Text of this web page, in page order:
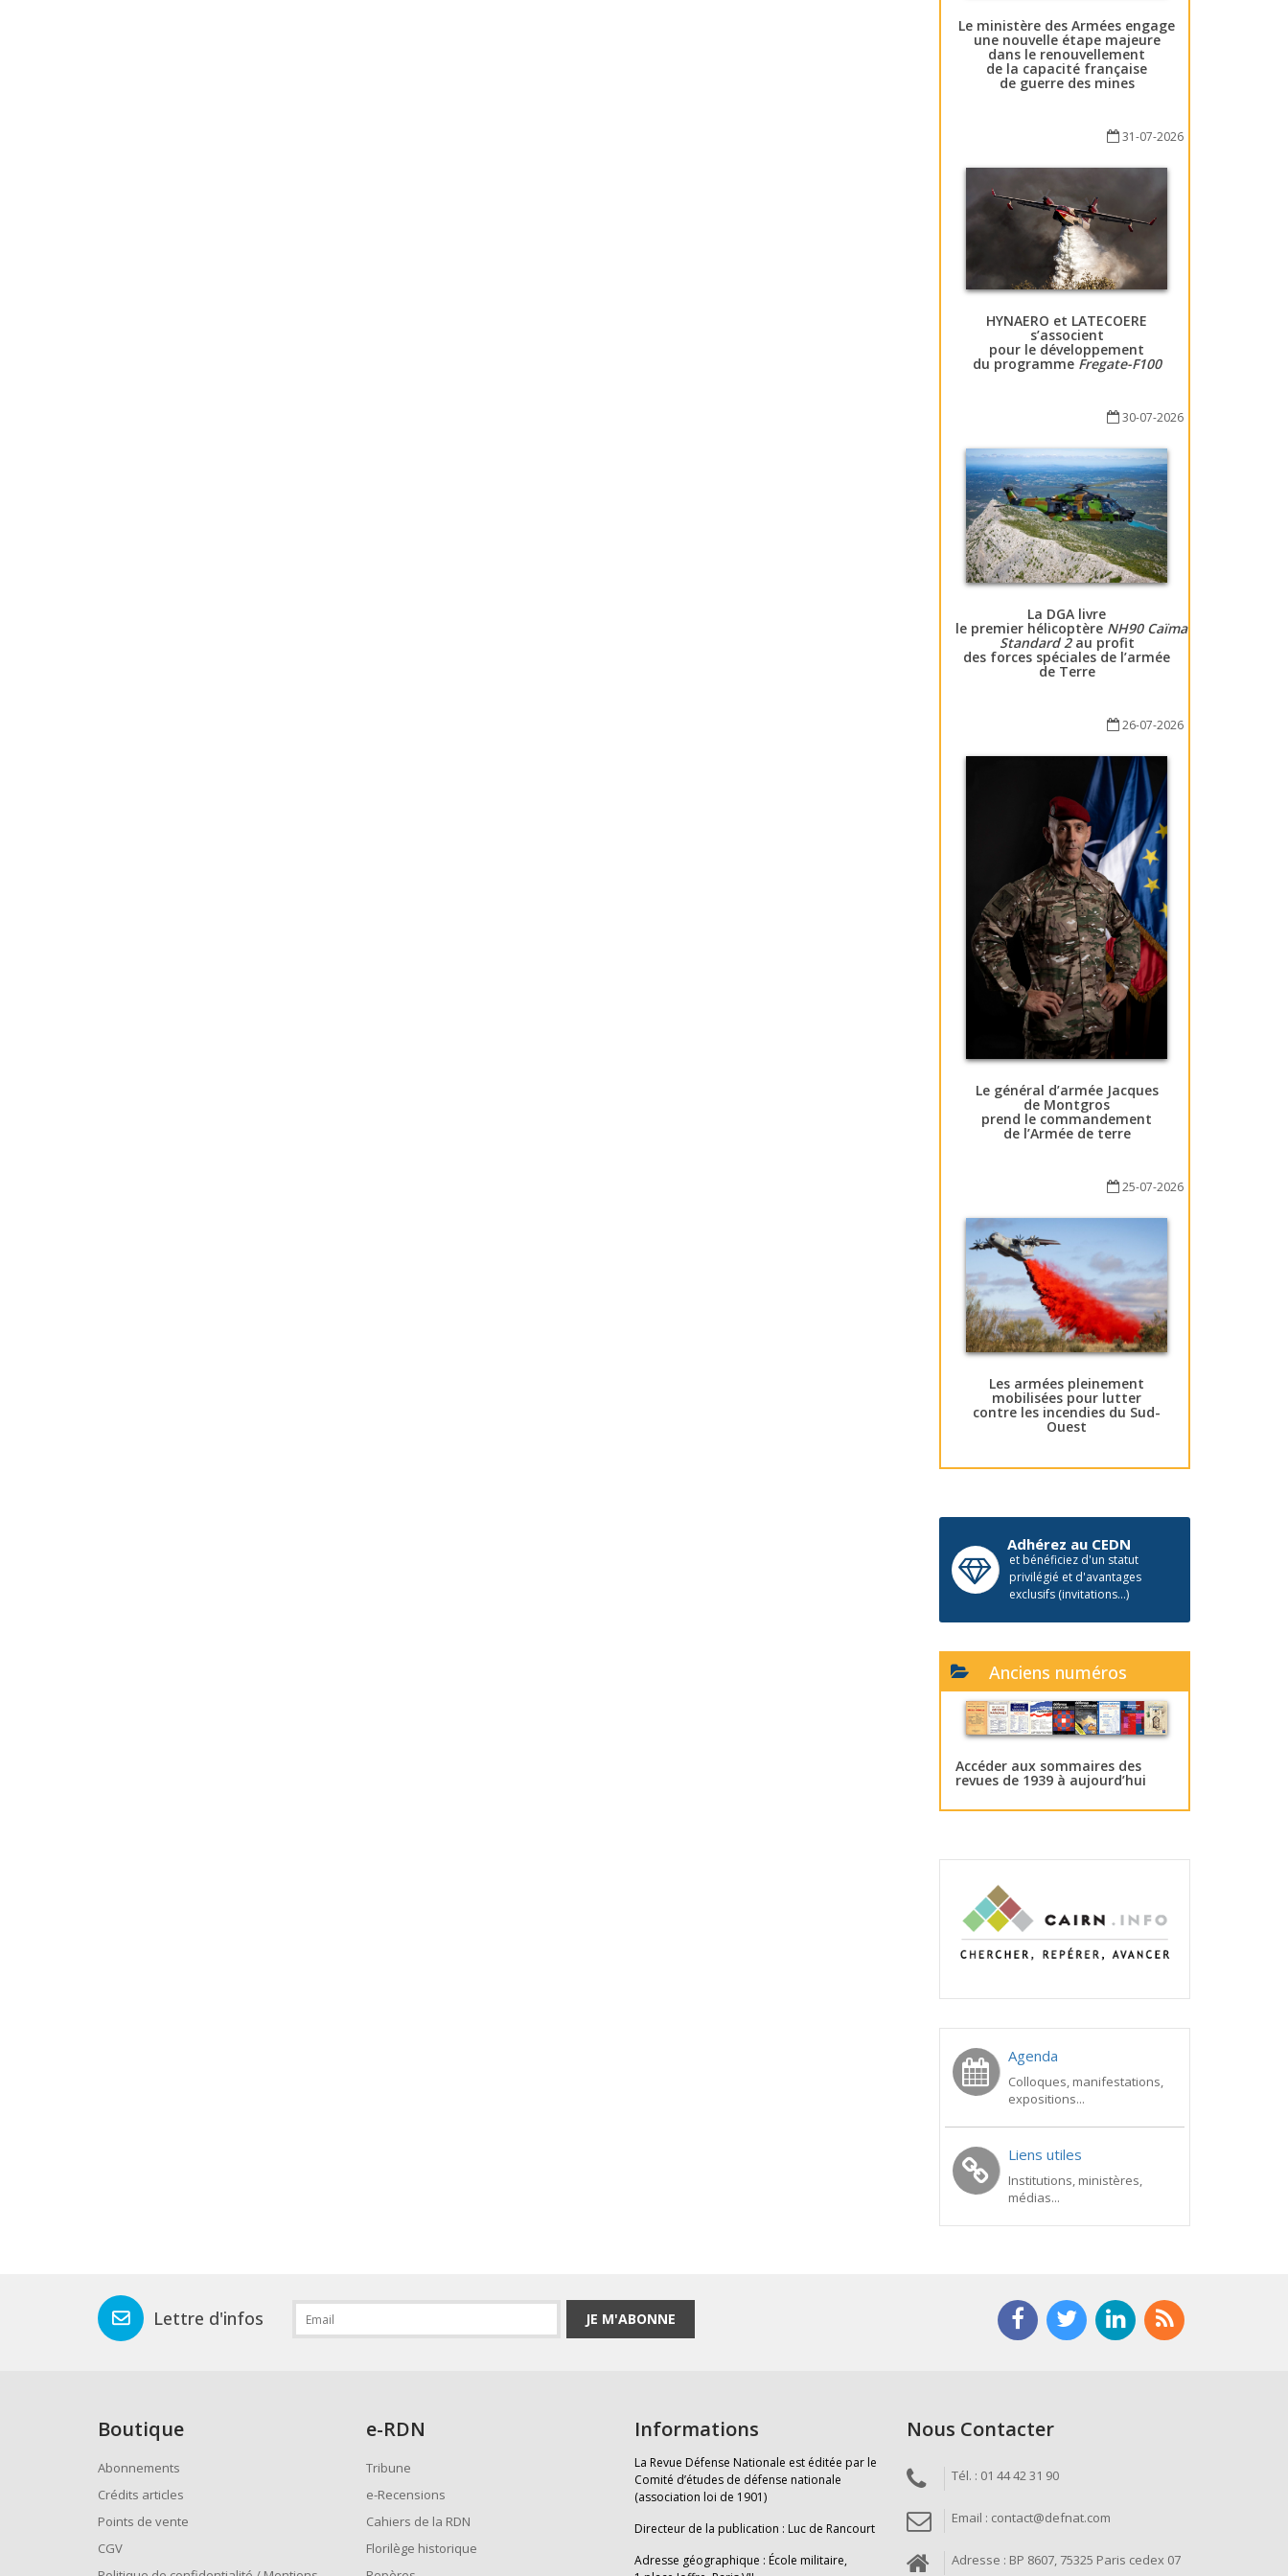
Le ministère des Armées engage
une nouvelle étape majeure
dans le renouvellement
de la capacité française
de guerre des mines
31-07-2026
HYNAERO et LATECOERE
s’associent
pour le développement
du programme Fregate-F100
30-07-2026
La DGA livre
le premier hélicoptère NH90 Caïman
Standard 2au profit
des forces spéciales de l’armée
de Terre
26-07-2026
Le général d’armée Jacques
de Montgros
prend le commandement
de l’Armée de terre
25-07-2026
Les armées pleinement
mobilisées pour lutter
contre les incendies du Sud-
Ouest
Adhérez au CEDN
et bénéficiez d'un statut
privilégié et d'avantages
exclusifs (invitations...)
Anciens numéros
Accéder aux sommaires des
revues de 1939 à aujourd’hui
Agenda
Colloques, manifestations,
expositions...
Liens utiles
Institutions, ministères,
médias...
Lettre d'infos JE M'ABONNE
Boutique
Abonnements
Crédits articles
Points de vente
CGV
e-RDN
Tribune
e-Recensions
Cahiers de la RDN
Florilège historique
Informations
La Revue Défense Nationale est éditée par le
Comité d’études de défense nationale
(association loi de 1901)
Directeur de la publication : Luc de Rancourt
Adresse géographique : École militaire,
Nous Contacter
Tél. : 01 44 42 31 90
Email : contact@defnat.com
Adresse : BP 8607, 75325 Paris cedex 07